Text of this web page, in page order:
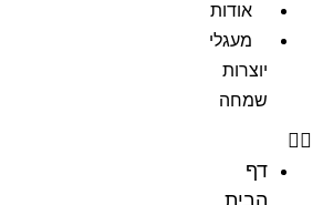
אודות
מעגלי
יוצרות
שמחה
דף
הבית